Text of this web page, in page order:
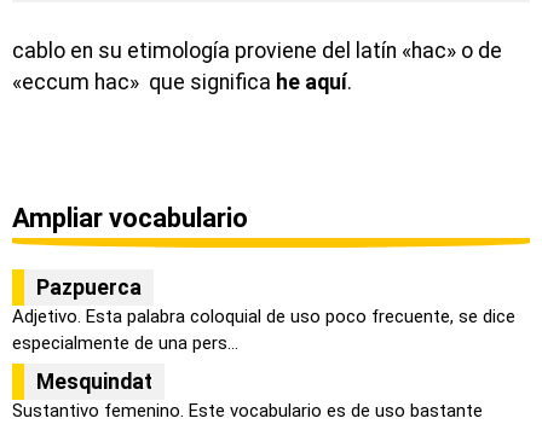
cablo en su etimología proviene del latín «hac» o de
«eccum hac» que significa he aquí.
Ampliar vocabulario
Pazpuerca
Adjetivo. Esta palabra coloquial de uso poco frecuente, se dice
especialmente de una pers...
Mesquindat
Sustantivo femenino. Este vocabulario es de uso bastante